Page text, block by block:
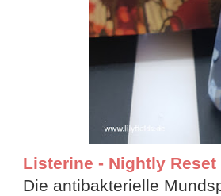
Listerine - Nightly Reset
Die antibakterielle